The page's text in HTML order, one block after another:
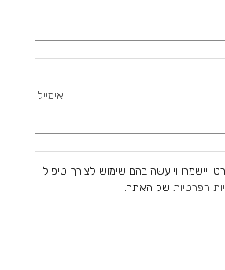
יישמרו וייעשה בהם שימוש לצורך טיפול
הפרטיות של האתר.